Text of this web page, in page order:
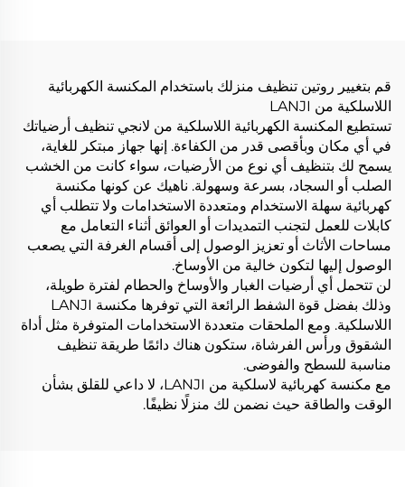
قم بتغيير روتين تنظيف منزلك باستخدام المكنسة الكهربائية
اللاسلكية من LANJI
تستطيع المكنسة الكهربائية اللاسلكية من لانجي تنظيف أرضياتك
في أي مكان وبأقصى قدر من الكفاءة. إنها جهاز مبتكر للغاية،
يسمح لك بتنظيف أي نوع من الأرضيات، سواء كانت من الخشب
الصلب أو السجاد، بسرعة وسهولة. ناهيك عن كونها مكنسة
كهربائية سهلة الاستخدام ومتعددة الاستخدامات ولا تتطلب أي
كابلات للعمل لتجنب التمديدات أو العوائق أثناء التعامل مع
مساحات الأثاث أو تعزيز الوصول إلى أقسام الغرفة التي يصعب
الوصول إليها لتكون خالية من الأوساخ.
لن تتحمل أي أرضيات الغبار والأوساخ والحطام لفترة طويلة،
وذلك بفضل قوة الشفط الرائعة التي توفرها مكنسة LANJI
اللاسلكية. ومع الملحقات متعددة الاستخدامات المتوفرة مثل أداة
الشقوق ورأس الفرشاة، ستكون هناك دائمًا طريقة تنظيف
مناسبة للسطح والفوضى.
مع مكنسة كهربائية لاسلكية من LANJI، لا داعي للقلق بشأن
الوقت والطاقة حيث نضمن لك منزلًا نظيفًا.